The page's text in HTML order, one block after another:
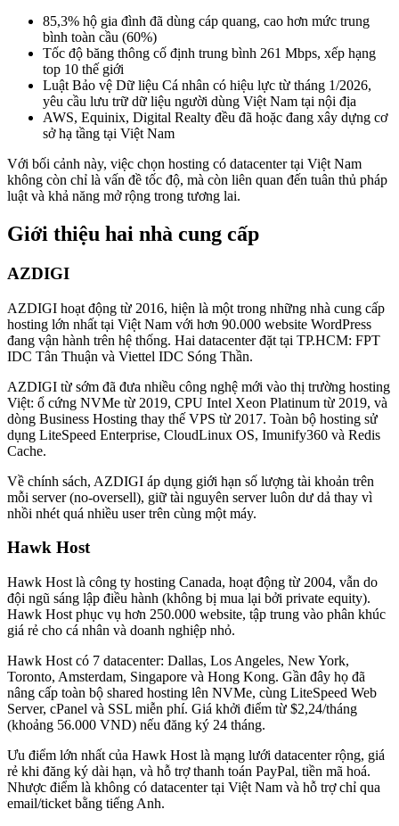
85,3% hộ gia đình đã dùng cáp quang, cao hơn mức trung
bình toàn cầu (60%)
Tốc độ băng thông cố định trung bình 261 Mbps, xếp hạng
top 10 thế giới
Luật Bảo vệ Dữ liệu Cá nhân có hiệu lực từ tháng 1/2026,
yêu cầu lưu trữ dữ liệu người dùng Việt Nam tại nội địa
AWS, Equinix, Digital Realty đều đã hoặc đang xây dựng cơ
sở hạ tầng tại Việt Nam
Với bối cảnh này, việc chọn hosting có datacenter tại Việt Nam
không còn chỉ là vấn đề tốc độ, mà còn liên quan đến tuân thủ pháp
luật và khả năng mở rộng trong tương lai.
Giới thiệu hai nhà cung cấp
AZDIGI
AZDIGI hoạt động từ 2016, hiện là một trong những nhà cung cấp
hosting lớn nhất tại Việt Nam với hơn 90.000 website WordPress
đang vận hành trên hệ thống. Hai datacenter đặt tại TP.HCM: FPT
IDC Tân Thuận và Viettel IDC Sóng Thần.
AZDIGI từ sớm đã đưa nhiều công nghệ mới vào thị trường hosting
Việt: ổ cứng NVMe từ 2019, CPU Intel Xeon Platinum từ 2019, và
dòng Business Hosting thay thế VPS từ 2017. Toàn bộ hosting sử
dụng LiteSpeed Enterprise, CloudLinux OS, Imunify360 và Redis
Cache.
Về chính sách, AZDIGI áp dụng giới hạn số lượng tài khoản trên
mỗi server (no-oversell), giữ tài nguyên server luôn dư dả thay vì
nhồi nhét quá nhiều user trên cùng một máy.
Hawk Host
Hawk Host là công ty hosting Canada, hoạt động từ 2004, vẫn do
đội ngũ sáng lập điều hành (không bị mua lại bởi private equity).
Hawk Host phục vụ hơn 250.000 website, tập trung vào phân khúc
giá rẻ cho cá nhân và doanh nghiệp nhỏ.
Hawk Host có 7 datacenter: Dallas, Los Angeles, New York,
Toronto, Amsterdam, Singapore và Hong Kong. Gần đây họ đã
nâng cấp toàn bộ shared hosting lên NVMe, cùng LiteSpeed Web
Server, cPanel và SSL miễn phí. Giá khởi điểm từ $2,24/tháng
(khoảng 56.000 VND) nếu đăng ký 24 tháng.
Ưu điểm lớn nhất của Hawk Host là mạng lưới datacenter rộng, giá
rẻ khi đăng ký dài hạn, và hỗ trợ thanh toán PayPal, tiền mã hoá.
Nhược điểm là không có datacenter tại Việt Nam và hỗ trợ chỉ qua
email/ticket bằng tiếng Anh.